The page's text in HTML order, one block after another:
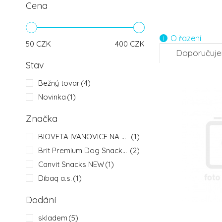
Cena
50 CZK 400 CZK
Stav
Bežný tovar(4)
Novinka (1)
Značka
BIOVETA IVANOVICE NA HANE
(1)
Brit Premium Dog Snacks - pamlsky pro ps (2)
Canvit Snacks NEW(1)
Dibaq a.s. (1)
Dodání
skladem (5)
O řazení